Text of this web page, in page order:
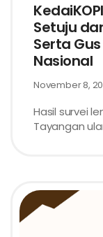
Setuju
Serta
Nasional
November 8,
Hasil survei
Tayangan